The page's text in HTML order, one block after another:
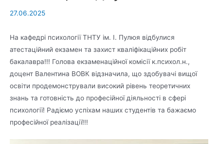
27.06.2025
На кафедрі психології ТНТУ ім. І. Пулюя відбулися
атестаційний екзамен та захист кваліфікаційних робіт
бакалавра!!! Голова екзаменаційної комісії к.психол.н.,
доцент Валентина ВОВК відзначила, що здобувачі вищої
освіти продемонстрували високий рівень теоретичних
знань та готовність до професійної діяльності в сфері
психології! Радіємо успіхам наших студентів та бажаємо
професійної реалізації!!!